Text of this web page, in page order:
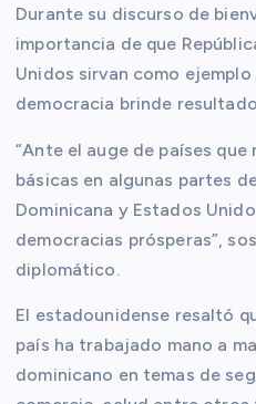
Durante su discurso de
importancia de que
Unidos sirvan como
democracia brinde
“Ante el auge de países
básicas en algunas partes
Dominicana y Estados
democracias prósperas”,
diplomático.
El estadounidense resaltó
país ha trabajado mano a
dominicano en temas de